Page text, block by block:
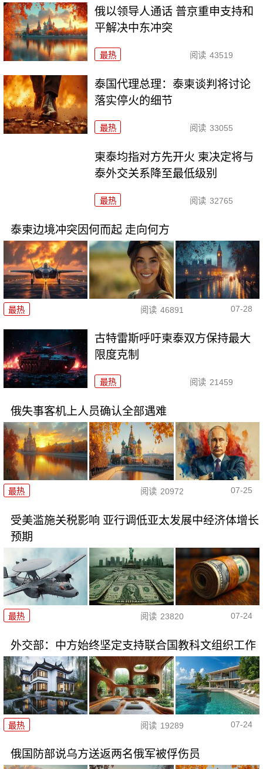
俄以领导人通话 普京重申支持和
平解决中东冲突
最热 阅读 43519
泰国代理总理：泰柬谈判将讨论
落实停火的细节
最热 阅读 33055
柬泰均指对方先开火 柬决定将与
泰外交关系降至最低级别
最热 阅读 32765
泰柬边境冲突因何而起 走向何方
最热 阅读 46891 07-28
古特雷斯呼吁柬泰双方保持最大
限度克制
最热 阅读 21459
俄失事客机上人员确认全部遇难
最热 阅读 20972 07-25
受美滥施关税影响 亚行调低亚太发展中经济体增长
预期
最热 阅读 23820 07-24
外交部：中方始终坚定支持联合国教科文组织工作
最热 阅读 19289 07-24
俄国防部说乌方送返两名俄军被俘伤员